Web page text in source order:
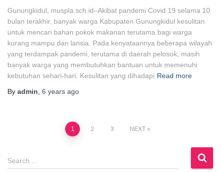
Gunungkidul, muspla.sch.id–Akibat pandemi Covid 19 selama 10
bulan terakhir, banyak warga Kabupaten Gunungkidul kesulitan
untuk mencari bahan pokok makanan terutama bagi warga
kurang mampu dan lansia. Pada kenyataannya beberapa wilayah
yang terdampak pandemi, terutama di daerah pelosok, masih
banyak warga yang membutuhkan bantuan untuk memenuhi
kebutuhan sehari-hari. Kesulitan yang dihadapi Read more
By admin 6 years ago
navigation
1 2 3 NEXT
S
e
Search …